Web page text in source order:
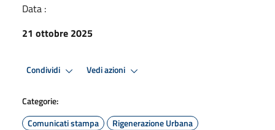
Data :
21 ottobre 2025
Condividi Vedi azioni
Categorie:
Comunicati stampa
Rigenerazione Urbana